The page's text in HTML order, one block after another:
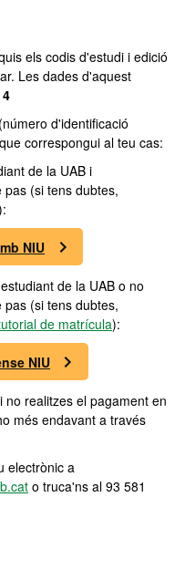
els codis d'estudi i edició
Les dades d'aquest
4
(número d'identificació
correspongui al teu cas:
de la UAB i
(si tens dubtes,
NIU
de la UAB o no
(si tens dubtes,
de matrícula):
NIU
realitzes el pagament en
més endavant a través
electrònic a
o truca'ns al 93 581